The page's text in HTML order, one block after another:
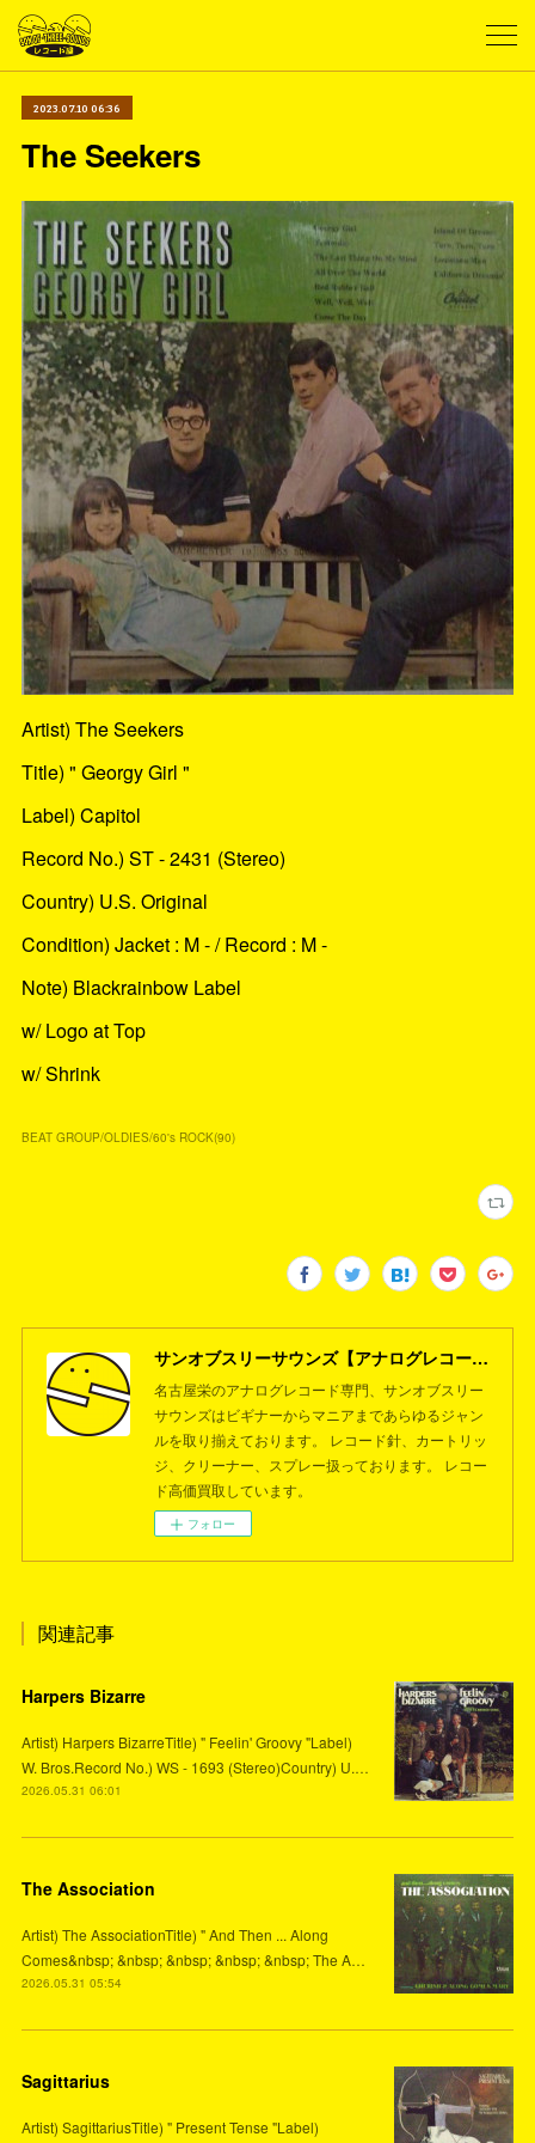
2023.07.10 06:36
The Seekers
Artist) The Seekers
Title) " Georgy Girl "
Label) Capitol
Record No.) ST - 2431 (Stereo)
Country) U.S. Original
Condition) Jacket : M - / Record : M -
Note) Blackrainbow Label
w/ Logo at Top
w/ Shrink
BEAT GROUP/OLDIES/60's ROCK(90)
サンオブスリーサウンズ【アナログレコード専門店】名古屋栄
名古屋栄のアナログレコード専門、サンオブスリー
サウンズはビギナーからマニアまであらゆるジャン
ルを取り揃えております。 レコード針、カートリッ
ジ、クリーナー、スプレー扱っております。 レコー
ド高価買取しています。
フォロー
関連記事
Harpers Bizarre
Artist) Harpers BizarreTitle) " Feelin' Groovy "Label)
W. Bros.Record No.) WS - 1693 (Stereo)Country) U.…
2026.05.31 06:01
The Association
Artist) The AssociationTitle) " And Then ... Along
Comes&nbsp; &nbsp; &nbsp; &nbsp; &nbsp; The A…
2026.05.31 05:54
Sagittarius
Artist) SagittariusTitle) " Present Tense "Label)